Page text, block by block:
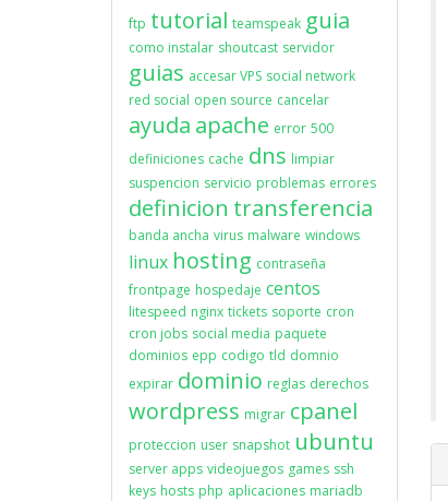
ftp tutorial teamspeak guia
como instalar shoutcast servidor
guias accesar VPS social network
red social open source cancelar
ayuda apache error 500
definiciones cache dns limpiar
suspencion servicio problemas errores
definicion transferencia
banda ancha virus malware windows
linux hosting contraseña
frontpage hospedaje centos
litespeed nginx tickets soporte cron
cron jobs social media paquete
dominios epp codigo tld domnio
expirar dominio reglas derechos
wordpress migrar cpanel
proteccion user snapshot ubuntu
server apps videojuegos games ssh
keys hosts php aplicaciones mariadb